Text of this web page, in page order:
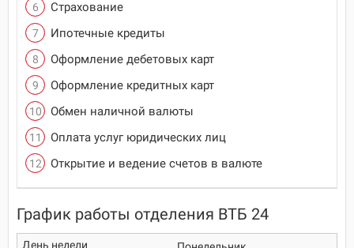
Страхование
Ипотечные кредиты
Оформление дебетовых карт
Оформление кредитных карт
Обмен наличной валюты
Оплата услуг юридических лиц
Открытие и ведение счетов в валюте
График работы отделения ВТБ 24